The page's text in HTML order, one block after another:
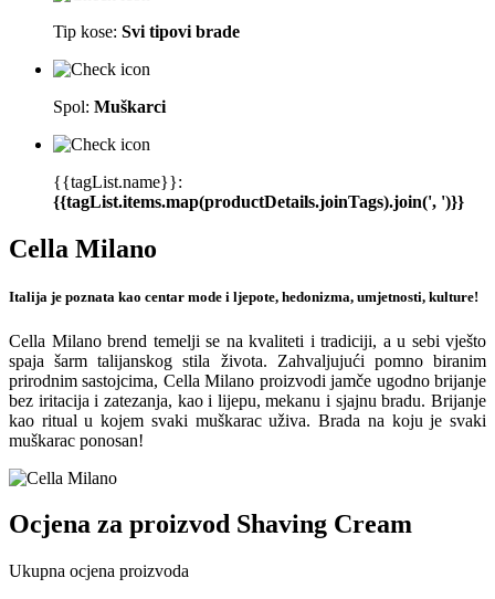
Tip kose: Svi tipovi brade
Spol: Muškarci
{{tagList.name}}:
{{tagList.items.map(productDetails.joinTags).join(', ')}}
Cella Milano
Italija je poznata kao centar mode i ljepote, hedonizma, umjetnosti, kulture!
Cella Milano brend temelji se na kvaliteti i tradiciji, a u sebi vješto
spaja šarm talijanskog stila života. Zahvaljujući pomno biranim
prirodnim sastojcima, Cella Milano proizvodi jamče ugodno brijanje
bez iritacija i zatezanja, kao i lijepu, mekanu i sjajnu bradu. Brijanje
kao ritual u kojem svaki muškarac uživa. Brada na koju je svaki
muškarac ponosan!
Ocjena za proizvod Shaving Cream
Ukupna ocjena proizvoda